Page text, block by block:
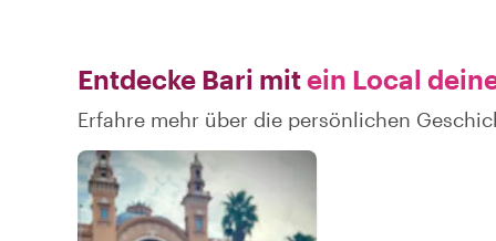
Entdecke Bari mitein Local
Erfahre mehr über die persönlichen